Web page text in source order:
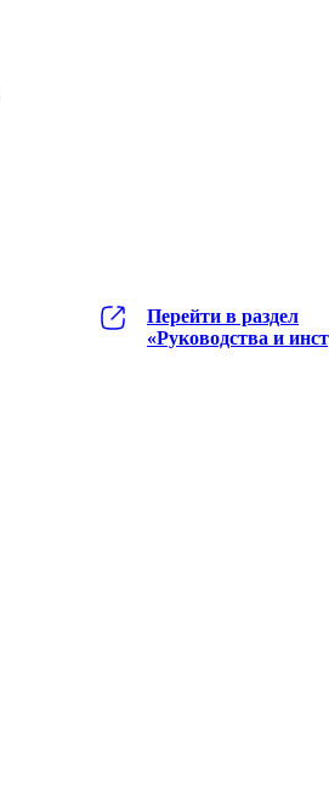
Перейти в раздел
«Руководства и